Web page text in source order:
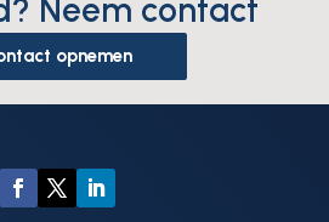
Neem contact
opnemen